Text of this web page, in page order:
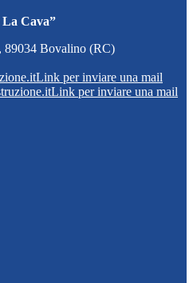
Cava”
89034 Bovalino (RC)
Link per inviare una mail
Link per inviare una mail